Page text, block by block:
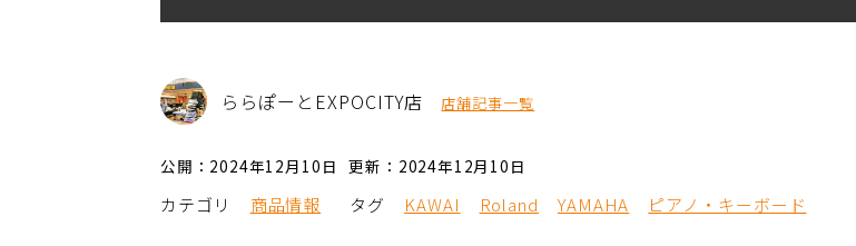
ららぽーとEXPOCITY店 店舗記事一覧
公開：2024年12月10日 更新：2024年12月10日
カテゴリ 商品情報 タグ KAWAI Roland YAMAHA ピアノ・キーボード